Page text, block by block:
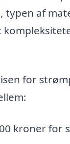
typen af
for
kroner for